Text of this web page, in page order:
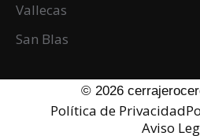
Vallecas
San Blas
© 2026
Política de Privacidad
Aviso